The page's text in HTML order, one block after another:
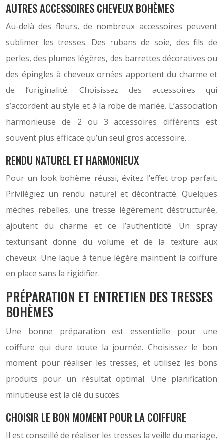
AUTRES ACCESSOIRES CHEVEUX BOHÈMES
Au-delà des fleurs, de nombreux accessoires peuvent
sublimer les tresses. Des rubans de soie, des fils de
perles, des plumes légères, des barrettes décoratives ou
des épingles à cheveux ornées apportent du charme et
de l’originalité. Choisissez des accessoires qui
s’accordent au style et à la robe de mariée. L’association
harmonieuse de 2 ou 3 accessoires différents est
souvent plus efficace qu’un seul gros accessoire.
RENDU NATUREL ET HARMONIEUX
Pour un look bohème réussi, évitez l’effet trop parfait.
Privilégiez un rendu naturel et décontracté. Quelques
mèches rebelles, une tresse légèrement déstructurée,
ajoutent du charme et de l’authenticité. Un spray
texturisant donne du volume et de la texture aux
cheveux. Une laque à tenue légère maintient la coiffure
en place sans la rigidifier.
PRÉPARATION ET ENTRETIEN DES TRESSES
BOHÈMES
Une bonne préparation est essentielle pour une
coiffure qui dure toute la journée. Choisissez le bon
moment pour réaliser les tresses, et utilisez les bons
produits pour un résultat optimal. Une planification
minutieuse est la clé du succès.
CHOISIR LE BON MOMENT POUR LA COIFFURE
Il est conseillé de réaliser les tresses la veille du mariage,